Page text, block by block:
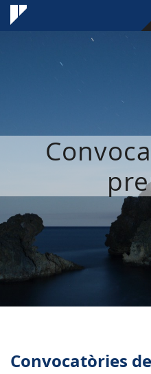
Convocatòries